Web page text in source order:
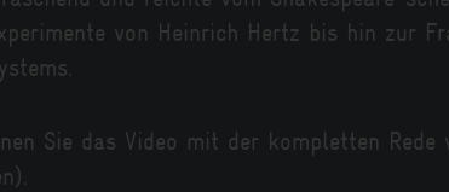
von Heinrich Hertz bis hin zur
Sie das Video mit der kompletten Rede